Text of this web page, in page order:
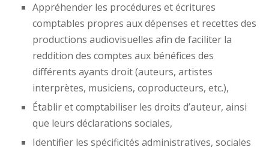
Appréhender les procédures et écritures
comptables propres aux dépenses et recettes des
productions audiovisuelles afin de faciliter la
reddition des comptes aux bénéfices des
différents ayants droit (auteurs, artistes
interprètes, musiciens, coproducteurs, etc.),
Établir et comptabiliser les droits d’auteur, ainsi
que leurs déclarations sociales,
Identifier les spécificités administratives, sociales